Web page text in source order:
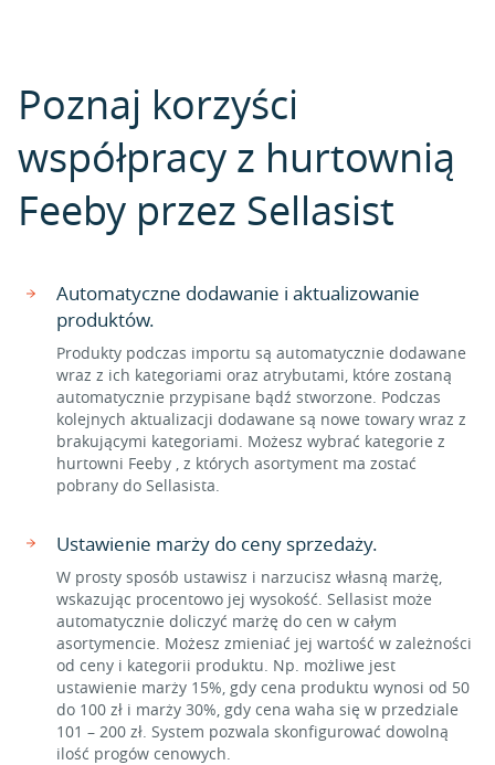
Poznaj korzyści
współpracy z hurtownią
Feeby przez Sellasist
Automatyczne dodawanie i aktualizowanie
produktów.
Produkty podczas importu są automatycznie dodawane
wraz z ich kategoriami oraz atrybutami, które zostaną
automatycznie przypisane bądź stworzone. Podczas
kolejnych aktualizacji dodawane są nowe towary wraz z
brakującymi kategoriami. Możesz wybrać kategorie z
hurtowni Feeby , z których asortyment ma zostać
pobrany do Sellasista.
Ustawienie marży do ceny sprzedaży.
W prosty sposób ustawisz i narzucisz własną marżę,
wskazując procentowo jej wysokość. Sellasist może
automatycznie doliczyć marżę do cen w całym
asortymencie. Możesz zmieniać jej wartość w zależności
od ceny i kategorii produktu. Np. możliwe jest
ustawienie marży 15%, gdy cena produktu wynosi od 50
do 100 zł i marży 30%, gdy cena waha się w przedziale
101 – 200 zł. System pozwala skonfigurować dowolną
ilość progów cenowych.